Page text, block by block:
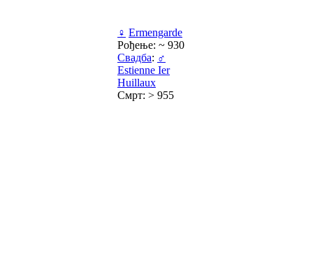
♀ Ermengarde
Рођење: ~ 930
Свадба: ♂
Estienne Ier
Huillaux
Смрт: > 955